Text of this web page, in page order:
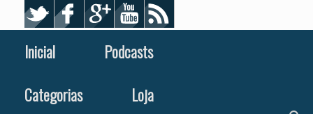
Inicial
Podcasts
Categorias
Loja